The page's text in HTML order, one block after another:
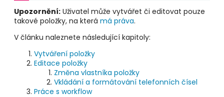
Upozornění: Uživatel může vytvářet či editovat pouze
takové položky, na která má práva.
V článku naleznete následující kapitoly:
Vytváření položky
Editace položky
Změna vlastníka položky
Vkládání a formátování telefonních čísel
Práce s workflow